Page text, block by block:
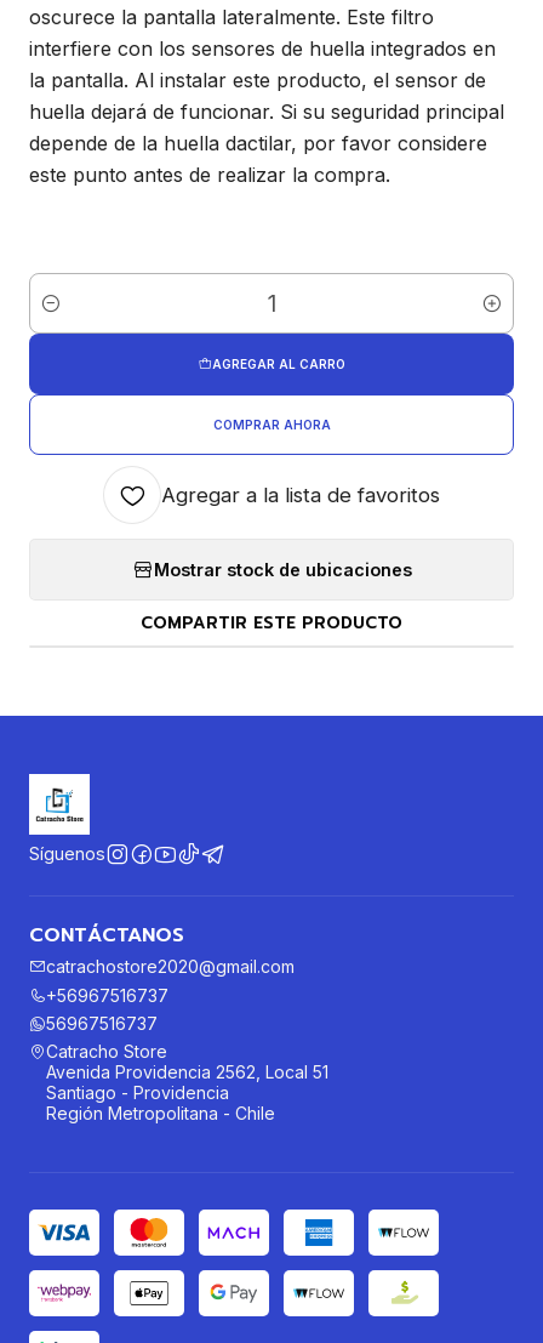
oscurece la pantalla lateralmente. Este filtro
interfiere con los sensores de huella integrados en
la pantalla. Al instalar este producto, el sensor de
huella dejará de funcionar. Si su seguridad principal
depende de la huella dactilar, por favor considere
este punto antes de realizar la compra.
Cantidad
AGREGAR AL CARRO
COMPRAR AHORA
Agregar a la lista de favoritos
Mostrar stock de ubicaciones
COMPARTIR ESTE PRODUCTO
Síguenos
CONTÁCTANOS
catrachostore2020@gmail.com
+56967516737
56967516737
Catracho Store
Avenida Providencia 2562, Local 51
Santiago - Providencia
Región Metropolitana - Chile